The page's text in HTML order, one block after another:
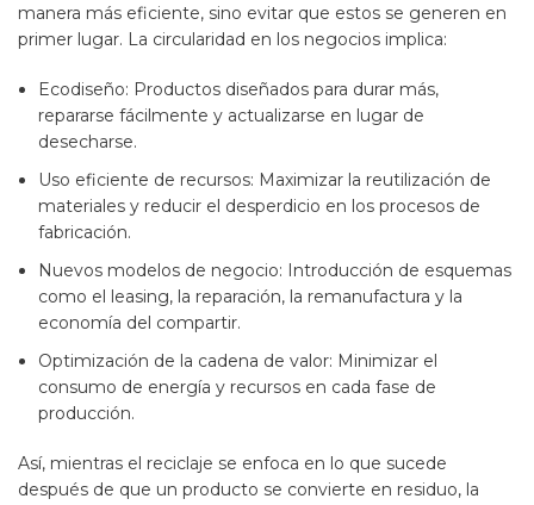
manera más eficiente, sino evitar que estos se generen en
primer lugar. La circularidad en los negocios implica:
Ecodiseño: Productos diseñados para durar más,
repararse fácilmente y actualizarse en lugar de
desecharse.
Uso eficiente de recursos: Maximizar la reutilización de
materiales y reducir el desperdicio en los procesos de
fabricación.
Nuevos modelos de negocio: Introducción de esquemas
como el leasing, la reparación, la remanufactura y la
economía del compartir.
Optimización de la cadena de valor: Minimizar el
consumo de energía y recursos en cada fase de
producción.
Así, mientras el reciclaje se enfoca en lo que sucede
después de que un producto se convierte en residuo, la